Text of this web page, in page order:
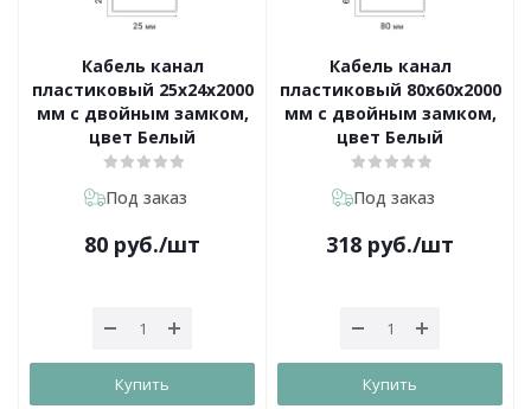
Кабель канал
пластиковый 25х24х2000
мм с двойным замком,
цвет Белый
Под заказ
80 руб./шт
Купить
Кабель канал
пластиковый 80х60х2000
мм с двойным замком,
цвет Белый
Под заказ
318 руб./шт
Купить